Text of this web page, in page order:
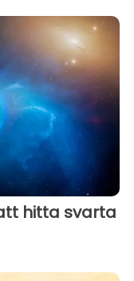
hitta svarta